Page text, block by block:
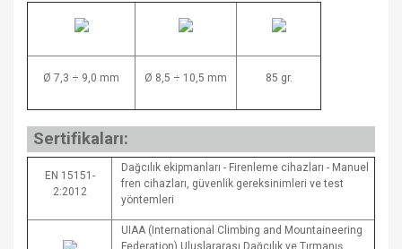
Ø 7,3 ÷ 9,0 mm Ø 8,5 ÷ 10,5 mm 85 gr.
Sertifikaları:
EN 15151-
2:2012
Dağcılık ekipmanları - Firenleme cihazları - Manuel
fren cihazları, güvenlik gereksinimleri ve test
yöntemleri
UIAA (International Climbing and Mountaineering
Federation) Uluslararası Dağcılık ve Tırmanış